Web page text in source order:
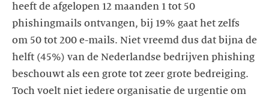
heeft de afgelopen 12 maanden 1 tot 50
phishingmails ontvangen, bij 19% gaat het zelfs
om 50 tot 200 e-mails. Niet vreemd dus dat bijna de
helft (45%) van de Nederlandse bedrijven phishing
beschouwt als een grote tot zeer grote bedreiging.
Toch voelt niet iedere organisatie de urgentie om